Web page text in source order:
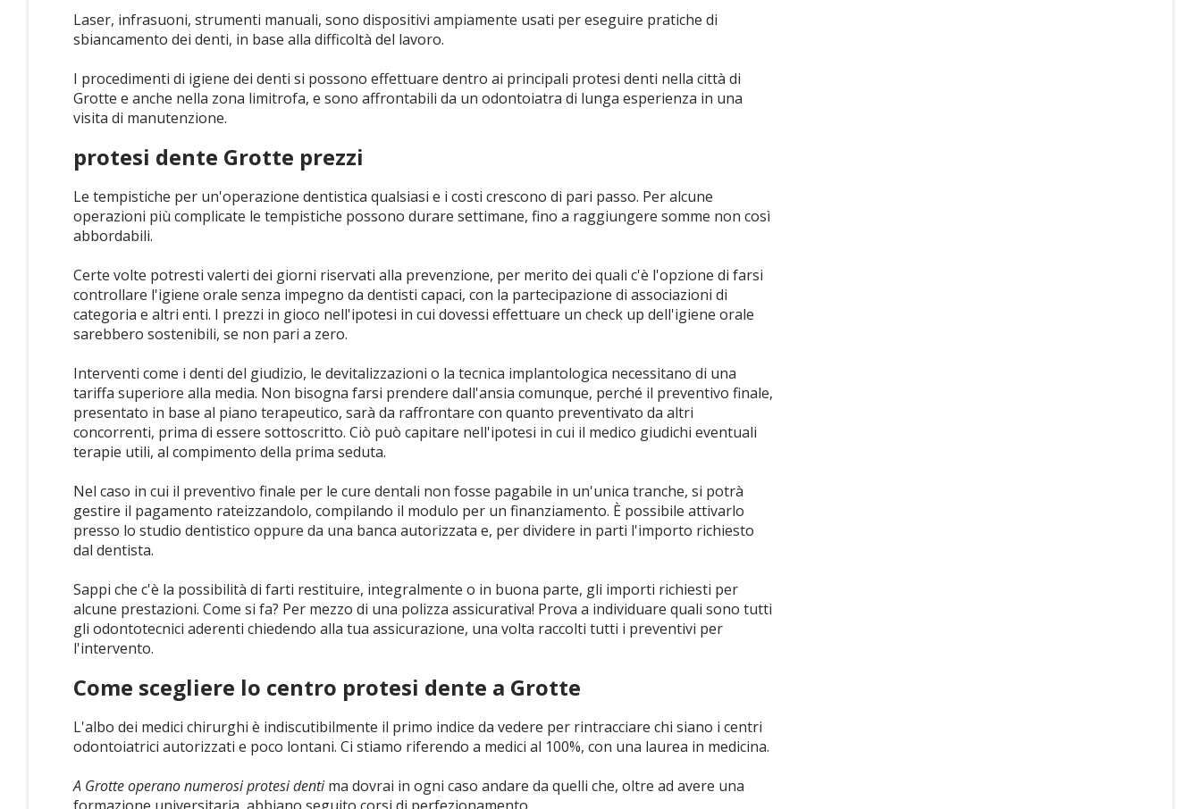
Laser, infrasuoni, strumenti manuali, sono dispositivi ampiamente usati per eseguire pratiche di
sbiancamento dei denti, in base alla difficoltà del lavoro.
I procedimenti di igiene dei denti si possono effettuare dentro ai principali protesi denti nella città di
Grotte e anche nella zona limitrofa, e sono affrontabili da un odontoiatra di lunga esperienza in una
visita di manutenzione.
protesi dente Grotte prezzi
Le tempistiche per un'operazione dentistica qualsiasi e i costi crescono di pari passo. Per alcune
operazioni più complicate le tempistiche possono durare settimane, fino a raggiungere somme non così
abbordabili.
Certe volte potresti valerti dei giorni riservati alla prevenzione, per merito dei quali c'è l'opzione di farsi
controllare l'igiene orale senza impegno da dentisti capaci, con la partecipazione di associazioni di
categoria e altri enti. I prezzi in gioco nell'ipotesi in cui dovessi effettuare un check up dell'igiene orale
sarebbero sostenibili, se non pari a zero.
Interventi come i denti del giudizio, le devitalizzazioni o la tecnica implantologica necessitano di una
tariffa superiore alla media. Non bisogna farsi prendere dall'ansia comunque, perché il preventivo finale,
presentato in base al piano terapeutico, sarà da raffrontare con quanto preventivato da altri
concorrenti, prima di essere sottoscritto. Ciò può capitare nell'ipotesi in cui il medico giudichi eventuali
terapie utili, al compimento della prima seduta.
Nel caso in cui il preventivo finale per le cure dentali non fosse pagabile in un'unica tranche, si potrà
gestire il pagamento rateizzandolo, compilando il modulo per un finanziamento. È possibile attivarlo
presso lo studio dentistico oppure da una banca autorizzata e, per dividere in parti l'importo richiesto
dal dentista.
Sappi che c'è la possibilità di farti restituire, integralmente o in buona parte, gli importi richiesti per
alcune prestazioni. Come si fa? Per mezzo di una polizza assicurativa! Prova a individuare quali sono tutti
gli odontotecnici aderenti chiedendo alla tua assicurazione, una volta raccolti tutti i preventivi per
l'intervento.
Come scegliere lo centro protesi dente a Grotte
L'albo dei medici chirurghi è indiscutibilmente il primo indice da vedere per rintracciare chi siano i centri
odontoiatrici autorizzati e poco lontani. Ci stiamo riferendo a medici al 100%, con una laurea in medicina.
A Grotte operano numerosi protesi dentima dovrai in ogni caso andare da quelli che, oltre ad avere una